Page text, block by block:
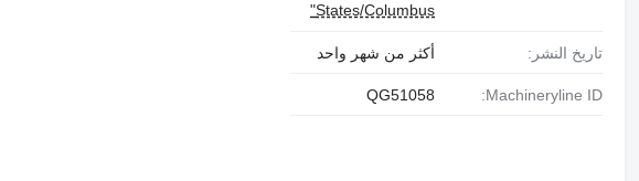
States/Columbus"
تاريخ النشر: أكثر من شهر واحد
Machineryline ID:
QG51058